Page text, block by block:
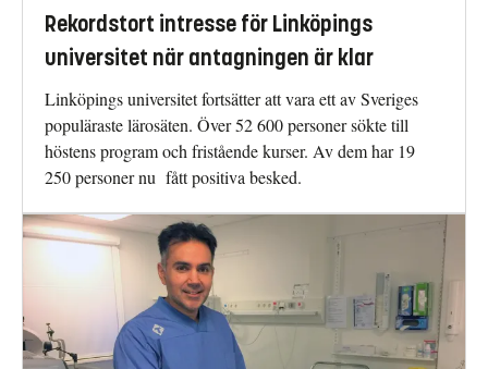
Rekordstort intresse för Linköpings
universitet när antagningen är klar
Linköpings universitet fortsätter att vara ett av Sveriges
populäraste lärosäten. Över 52 600 personer sökte till
höstens program och fristående kurser. Av dem har 19
250 personer nu fått positiva besked.